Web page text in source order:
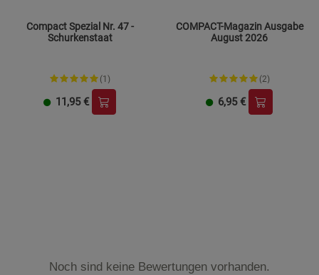
Compact Spezial Nr. 47 -
Schurkenstaat
(1)
11,95 €
COMPACT-Magazin Ausgabe
August 2026
(2)
6,95 €
Noch sind keine Bewertungen vorhanden.